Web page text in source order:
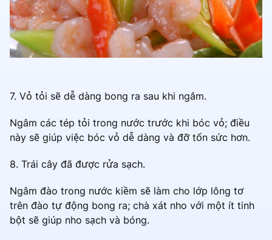
7. Vỏ tỏi sẽ dễ dàng bong ra sau khi ngâm.
Ngâm các tép tỏi trong nước trước khi bóc vỏ; điều
này sẽ giúp việc bóc vỏ dễ dàng và đỡ tốn sức hơn.
8. Trái cây đã được rửa sạch.
Ngâm đào trong nước kiềm sẽ làm cho lớp lông tơ
trên đào tự động bong ra; chà xát nho với một ít tinh
bột sẽ giúp nho sạch và bóng.